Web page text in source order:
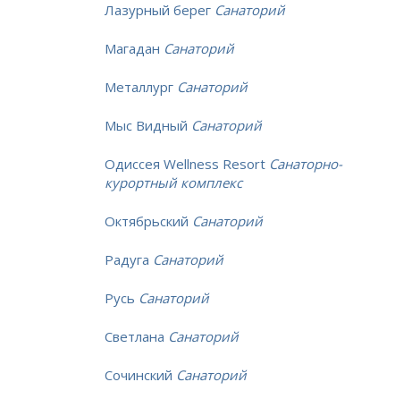
Лазурный берег Санаторий
Магадан Санаторий
Металлург Санаторий
Мыс Видный Санаторий
Одиссея Wellness Resort Санаторно-
курортный комплекс
Октябрьский Санаторий
Радуга Санаторий
Русь Санаторий
Светлана Санаторий
Сочинский Санаторий